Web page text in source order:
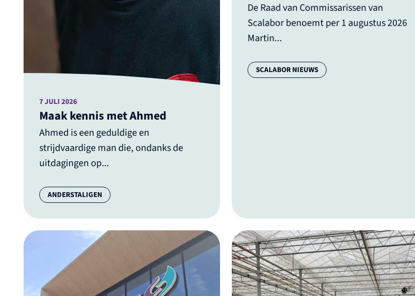
Maak kennis met Ahmed
Ahmed is een geduldige en
strijdvaardige man die, ondanks de
uitdagingen op...
7 JULI 2026
Categorie:
ANDERSTALIGEN
De Raad van Commissarissen van
Scalabor benoemt per 1 augustus 2026
Martin...
Categorie:
SCALABOR NIEUWS